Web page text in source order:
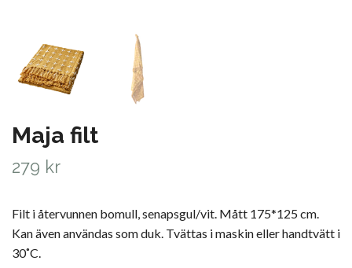
Maja filt
279 kr
Filt i återvunnen bomull, senapsgul/vit. Mått 175*125 cm.
Kan även användas som duk. Tvättas i maskin eller handtvätt i
30˚C.